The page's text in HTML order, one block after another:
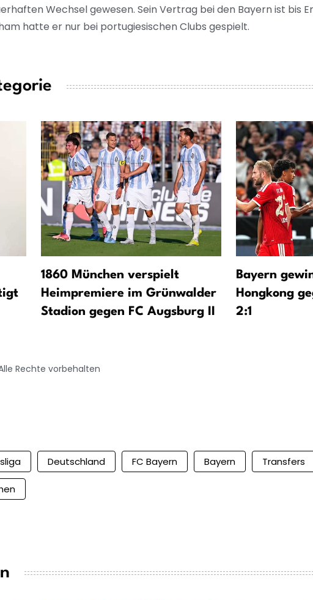
Wechsel gewesen. Sein Vertrag bei den Bayern ist bis
hatte er nur bei portugiesischen Clubs gespielt.
1860 München verspielt
Heimpremiere im Grünwalder
Stadion gegen FC Augsburg II
Bayern
Hongkong
2:1
Rechte vorbehalten
Deutschland FC Bayern Bayern Transfers